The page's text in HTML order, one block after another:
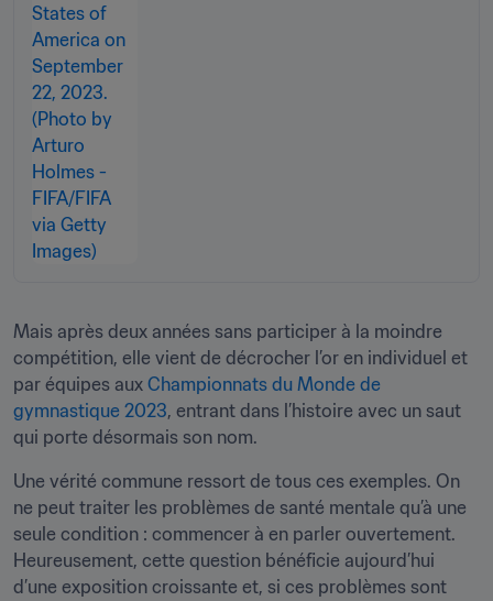
Mais après deux années sans participer à la moindre
compétition, elle vient de décrocher l’or en individuel et
par équipes aux Championnats du Monde de
gymnastique 2023, entrant dans l’histoire avec un saut
qui porte désormais son nom.
Une vérité commune ressort de tous ces exemples. On
ne peut traiter les problèmes de santé mentale qu’à une
seule condition : commencer à en parler ouvertement.
Heureusement, cette question bénéficie aujourd’hui
d’une exposition croissante et, si ces problèmes sont